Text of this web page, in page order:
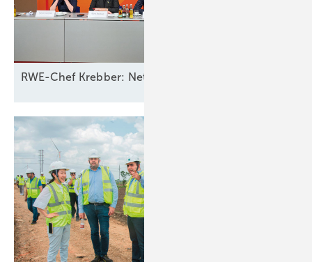
RWE-Chef Krebber: Netzbetreiber sollten für Ausfall